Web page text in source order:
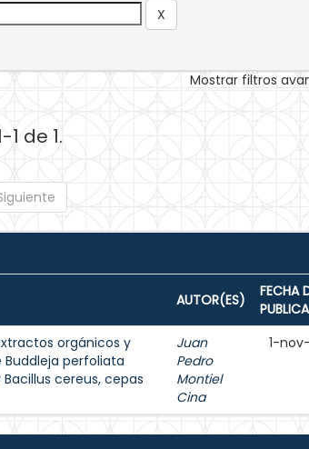
Mostrar filtros
de 1.
AUTOR(ES)
FECHA
orgánicos y
perfoliata
cereus, cepas
Juan
Pedro
Montiel
Cina
1-